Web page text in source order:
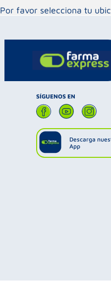
Por favor selecciona tu
SÍGUENOS EN
Descarga
App